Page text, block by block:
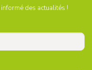
des actualités !